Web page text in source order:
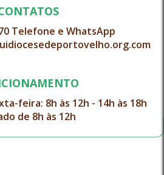
Telefone e WhatsApp
feira: 8h às 12h - 14h às 18h
de 8h às 12h